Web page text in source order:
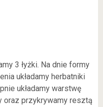
3 łyżki. Na dnie formy
układamy herbatniki
układamy warstwę
oraz przykrywamy resztą